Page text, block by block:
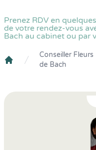
Prenez RDV en
de votre rendez-vous
Bach au cabinet ou par
Crenolibre
Conseiller Fleurs
de Bach